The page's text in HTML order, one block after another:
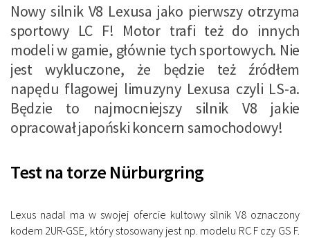
Nowy silnik V8 Lexusa jako pierwszy otrzyma
sportowy LC F! Motor trafi też do innych
modeli w gamie, głównie tych sportowych. Nie
jest wykluczone, że będzie też źródłem
napędu flagowej limuzyny Lexusa czyli LS-a.
Będzie to najmocniejszy silnik V8 jakie
opracował japoński koncern samochodowy!
Test na torze Nürburgring
Lexus nadal ma w swojej ofercie kultowy silnik V8 oznaczony
kodem 2UR-GSE, który stosowany jest np. modelu RC F czy GS F.